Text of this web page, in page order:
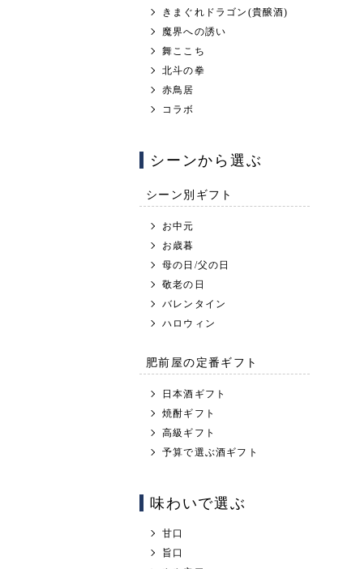
きまぐれドラゴン(貴醸酒)
魔界への誘い
舞ここち
北斗の拳
赤鳥居
コラボ
シーンから選ぶ
シーン別ギフト
お中元
お歳暮
母の日/父の日
敬老の日
バレンタイン
ハロウィン
肥前屋の定番ギフト
日本酒ギフト
焼酎ギフト
高級ギフト
予算で選ぶ酒ギフト
味わいで選ぶ
甘口
旨口